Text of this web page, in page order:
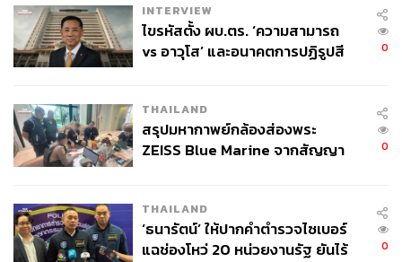
INTERVIEW
ไขรหัสตั้ง ผบ.ตร. ‘ความสามารถ
vs อาวุโส’ และอนาคตการปฏิรูปสี
0
THAILAND
สรุปมหากาพย์กล้องส่องพระ
ZEISS Blue Marine จากสัญญา
จ่ายหนี้-แอบระบุแบรนด์
0
THAILAND
‘ธนารัตน์’ ให้ปากคำตำรวจไซเบอร์
แฉช่องโหว่ 20 หน่วยงานรัฐ ยันไร้
0